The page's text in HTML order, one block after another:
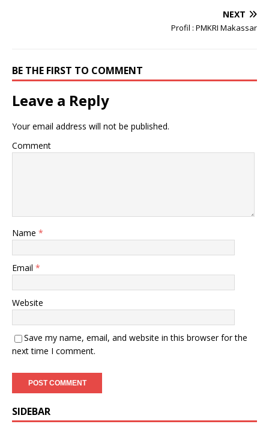
NEXT
Profil : PMKRI Makassar
BE THE FIRST TO COMMENT
Leave a Reply
Your email address will not be published.
Comment
Name *
Email *
Website
Save my name, email, and website in this browser for the
next time I comment.
SIDEBAR